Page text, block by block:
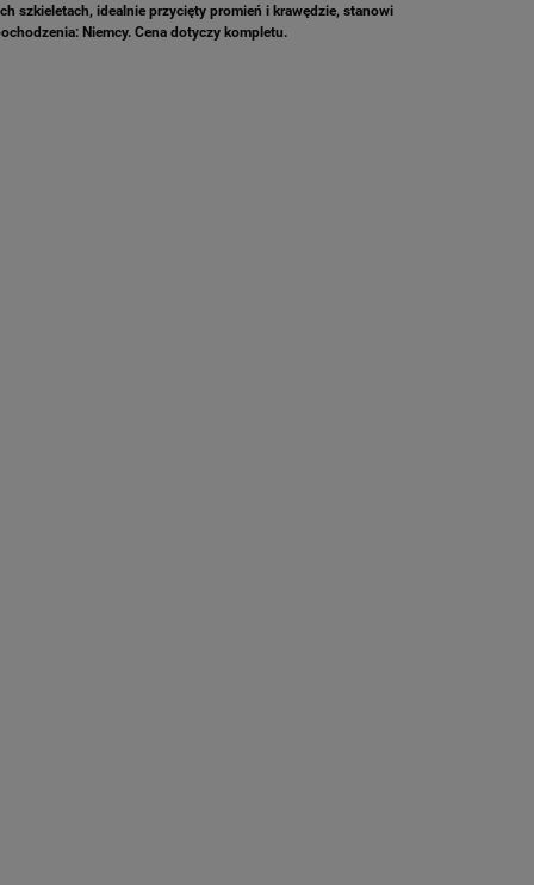
szkieletach, idealnie przycięty promień i krawędzie, stanowi
Niemcy. Cena dotyczy kompletu.